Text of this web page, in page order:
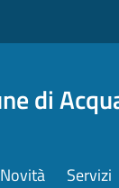
di
Novità Servizi